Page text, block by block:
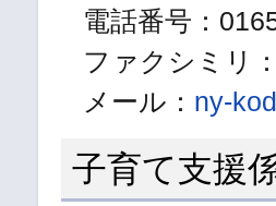
電話番号：
ファクシミリ
メール： ny-
子育て支援